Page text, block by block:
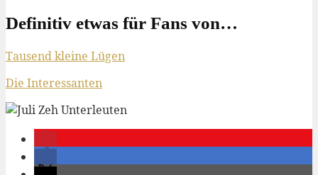
Definitiv etwas für Fans von…
Tausend kleine Lügen
Die Interessanten